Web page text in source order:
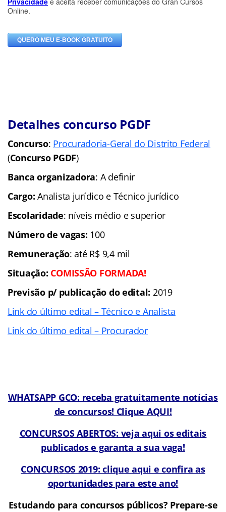
Detalhes concurso PGDF
Concurso: Procuradoria-Geral do Distrito Federal
(Concurso PGDF)
Banca organizadora: A definir
Cargo:Analista jurídico e Técnico jurídico
Escolaridade: níveis médio e superior
Número de vagas: 100
Remuneração: até R$ 9,4 mil
Situação: COMISSÃO FORMADA!
Previsão p/ publicação do edital: 2019
Link do último edital – Técnico e Analista
Link do último edital – Procurador
WHATSAPP GCO: receba gratuitamente notícias
de concursos! Clique AQUI!
CONCURSOS ABERTOS: veja aqui os editais
publicados e garanta a sua vaga!
CONCURSOS 2019: clique aqui e confira as
oportunidades para este ano!
Estudando para concursos públicos? Prepare-se